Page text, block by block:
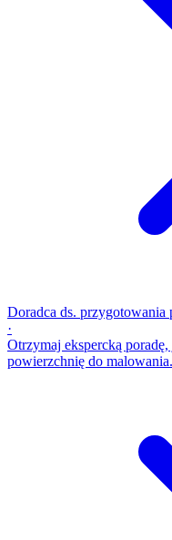
Doradca ds. przygotowania
·
Otrzymaj ekspercką
powierzchnię do malowania.